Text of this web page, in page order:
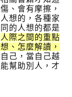
、會有摩擦，
想的，各種家
的人想的都是
人際之間的重點
、怎麼解讀，
己，當自己越
幫助別人，才